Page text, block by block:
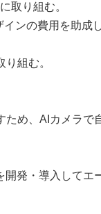
取り組む。
の費用を助成し
組む。
め、AIカメラで
発・導入してエ